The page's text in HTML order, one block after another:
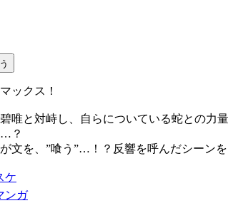
ックス！
唯と対峙し、自らについている蛇との力
…？
文を、”喰う”…！？反響を呼んだシーンを
ケ
ンガ